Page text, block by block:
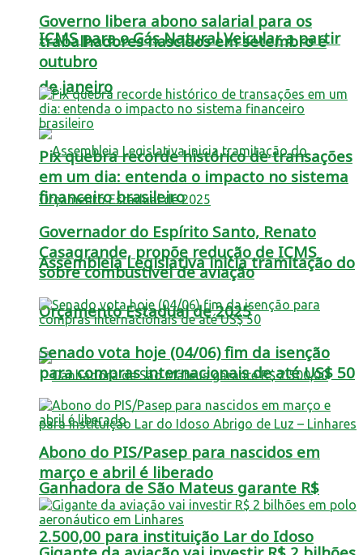
ICMS para o Gás Natural Veicular a partir
de janeiro
Assembleia Legislativa inicia tramitação do
Orçamento Estadual de 2025
Ganhadora de São Mateus garante R$
2.500,00 para instituição Lar do Idoso
Governo libera abono salarial para os
trabalhadores nascidos em setembro e
outubro
Pix quebra recorde histórico de transações
em um dia: entenda o impacto no sistema
financeiro brasileiro
Governador do Espírito Santo, Renato
Casagrande, propõe redução de ICMS
sobre combustível de aviação
Senado vota hoje (04/06) fim da isenção
para compras internacionais de até US$ 50
Abono do PIS/Pasep para nascidos em
março e abril é liberado